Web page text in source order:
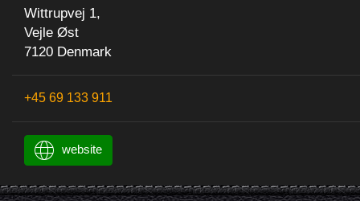
Wittrupvej 1,
Vejle Øst
7120 Denmark
+45 69 133 911
website